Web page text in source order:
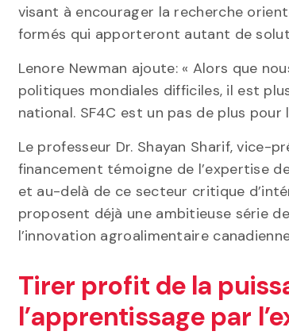
visant à encourager la recherche
formés qui apporteront autant de
Lenore Newman ajoute: « Alors que
politiques mondiales difficiles, il est
national. SF4C est un pas de plus
Le professeur Dr. Shayan Sharif, vice-
financement témoigne de l’expertise
et au-delà de ce secteur critique
proposent déjà une ambitieuse série
l’innovation agroalimentaire
Tirer profit de la
l’apprentissage par